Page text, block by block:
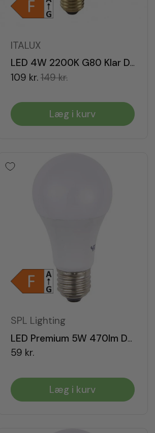
ITALUX
LED 4W 2200K G80 Klar Dæmpbar E27
109 kr. 149 kr.
Læg i kurv
SPL Lighting
LED Premium 5W 470lm Dæmpbar E27
59 kr.
Læg i kurv